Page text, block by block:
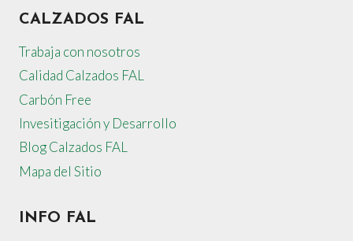
CALZADOS FAL
Trabaja con nosotros
Calidad Calzados FAL
Carbón Free
Invesitigación y Desarrollo
Blog Calzados FAL
Mapa del Sitio
INFO FAL